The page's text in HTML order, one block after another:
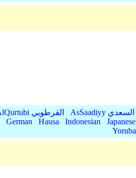
AlQurtubi القرطوبي AsSaadiyy السعدي
German Hausa Indonesian Japanese
Yoruba